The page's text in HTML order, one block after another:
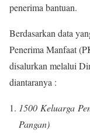
penerima bantuan.
Berdasarkan data
Penerima Manfaat
disalurkan melalui
diantaranya :
1500 Keluarga
Pangan)